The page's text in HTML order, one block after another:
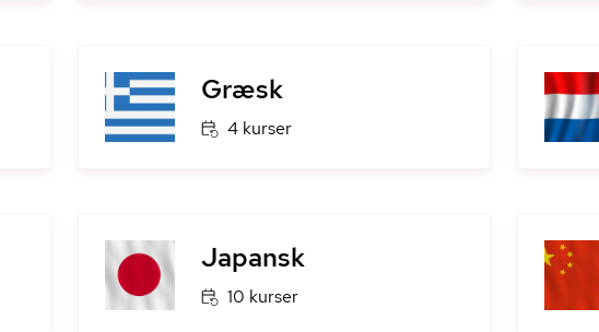
Græsk
4 kurser
Japansk
10 kurser